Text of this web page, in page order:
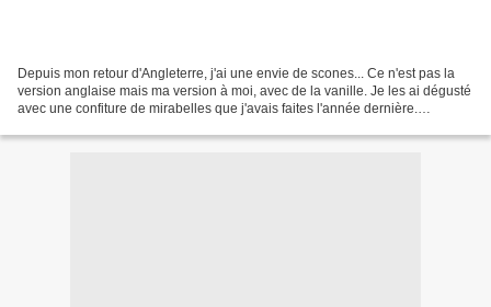
Depuis mon retour d'Angleterre, j'ai une envie de scones... Ce n'est pas la
version anglaise mais ma version à moi, avec de la vanille. Je les ai dégusté
avec une confiture de mirabelles que j'avais faites l'année dernière.